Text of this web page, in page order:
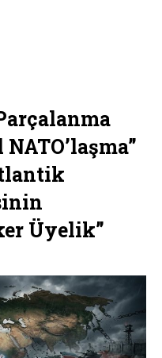
NATO’laşma”
Üyelik”